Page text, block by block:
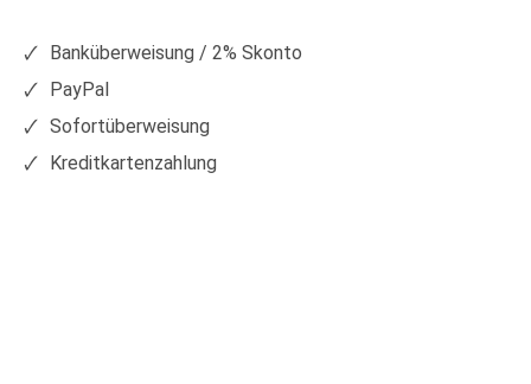
Banküberweisung / 2% Skonto
PayPal
Sofortüberweisung
Kreditkartenzahlung